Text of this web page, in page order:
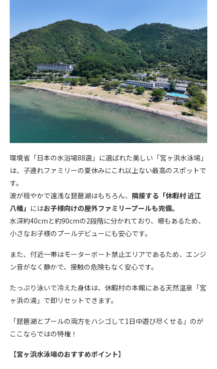
環境省「日本の水浴場88選」に選ばれた美しい「宮ヶ浜水泳場」
は、子連れファミリーの夏休みにこれ以上ない最高のスポットで
す。
波が穏やかで遠浅な琵琶湖はもちろん、 隣接する「休暇村 近江
八幡」 にはお子様向けの屋外ファミリープールも完備。
水深約40cmと約90cmの2段階に分かれており、柵もあるため、
小さなお子様のプールデビューにも安心です。
また、付近一帯はモーターボート禁止エリアであるため、エンジ
ン音がなく静かで、接触の危険もなく安心です。
たっぷり泳いで冷えた身体は、休暇村の本館にある天然温泉「宮
ヶ浜の湯」で即リセットできます。
「琵琶湖とプールの両方をハシゴして1日中遊び尽くせる」のが
ここならではの特権！
【宮ヶ浜水泳場のおすすめポイント】